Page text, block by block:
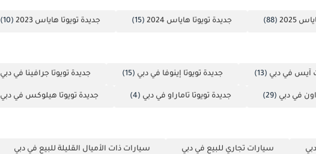
2025
(88) جديدة تويوتا هاياس 2024 (15) جديدة تويوتا هاياس 2023 (10)
آيس في دبي (13) جديدة تويوتا إينوفا في دبي (15) جديدة تويوتا جرافينا في دبي
في دبي (29) جديدة تويوتا تاماراو في دبي (4) جديدة تويوتا هيلوكس في دبي
سيارات تجاري للبيع في دبي سيارات ذات الأميال القليلة للبيع في دبي